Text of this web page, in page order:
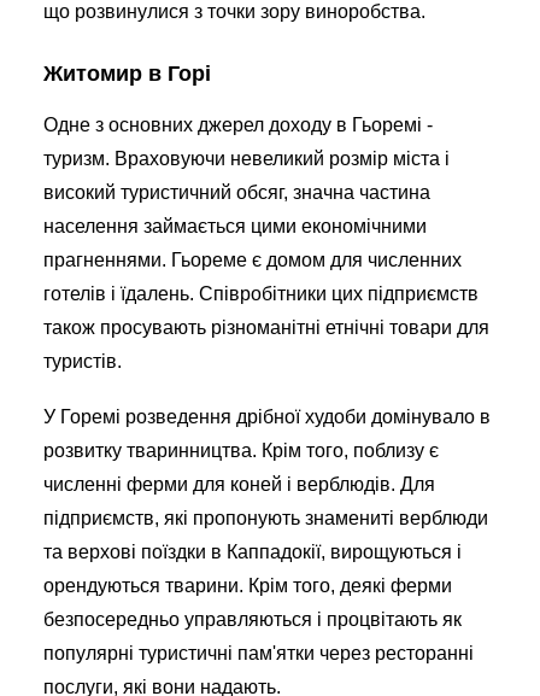
що розвинулися з точки зору виноробства.
Житомир в Горі
Одне з основних джерел доходу в Гьоремі -
туризм. Враховуючи невеликий розмір міста і
високий туристичний обсяг, значна частина
населення займається цими економічними
прагненнями. Гьореме є домом для численних
готелів і їдалень. Співробітники цих підприємств
також просувають різноманітні етнічні товари для
туристів.
У Горемі розведення дрібної худоби домінувало в
розвитку тваринництва. Крім того, поблизу є
численні ферми для коней і верблюдів. Для
підприємств, які пропонують знамениті верблюди
та верхові поїздки в Каппадокії, вирощуються і
орендуються тварини. Крім того, деякі ферми
безпосередньо управляються і процвітають як
популярні туристичні пам'ятки через ресторанні
послуги, які вони надають.